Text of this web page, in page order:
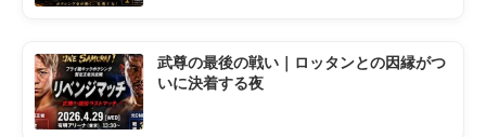
武尊の最後の戦い｜ロッタンとの因縁がつ
いに決着する夜